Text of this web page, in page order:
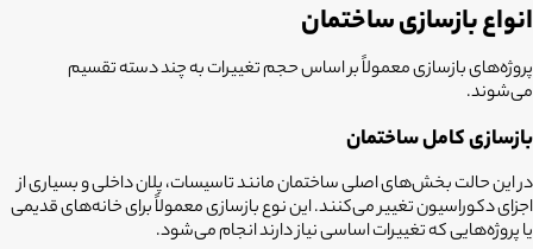
انواع بازسازی ساختمان
پروژه‌های بازسازی معمولاً بر اساس حجم تغییرات به چند دسته تقسیم
می‌شوند.
بازسازی کامل ساختمان
در این حالت بخش‌های اصلی ساختمان مانند تاسیسات، پلان داخلی و بسیاری از
اجزای دکوراسیون تغییر می‌کنند. این نوع بازسازی معمولاً برای خانه‌های قدیمی
یا پروژه‌هایی که تغییرات اساسی نیاز دارند انجام می‌شود.